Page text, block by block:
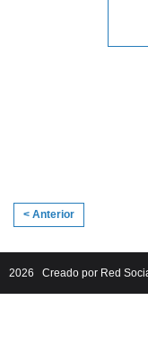
< Anterior
2026 Creado por Red